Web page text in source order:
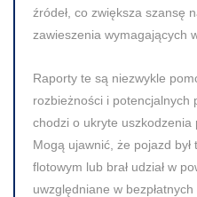
źródeł, co zwiększa szansę
zawieszenia wymagających
Raporty te są niezwykle
rozbieżności i potencjalnych
chodzi o ukryte uszkodzenia
Mogą ujawnić, że pojazd
flotowym lub brał udział w
uwzględniane w